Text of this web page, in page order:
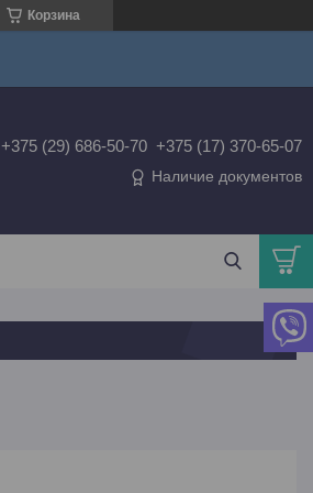
Корзина
+375 (29) 686-50-70 +375 (17) 370-65-07
Наличие документов